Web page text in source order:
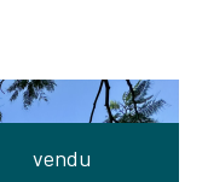
vendu